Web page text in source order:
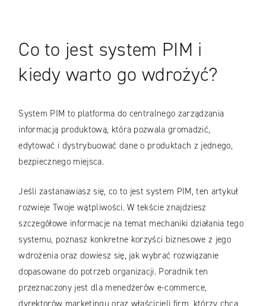
Co to jest system PIM i
kiedy warto go wdrożyć?
System PIM to platforma do centralnego zarządzania
informacją produktową, która pozwala gromadzić,
edytować i dystrybuować dane o produktach z jednego,
bezpiecznego miejsca.
Jeśli zastanawiasz się, co to jest system PIM, ten artykuł
rozwieje Twoje wątpliwości. W tekście znajdziesz
szczegółowe informacje na temat mechaniki działania tego
systemu, poznasz konkretne korzyści biznesowe z jego
wdrożenia oraz dowiesz się, jak wybrać rozwiązanie
dopasowane do potrzeb organizacji. Poradnik ten
przeznaczony jest dla menedżerów e-commerce,
dyrektorów marketingu oraz właścicieli firm, którzy chcą